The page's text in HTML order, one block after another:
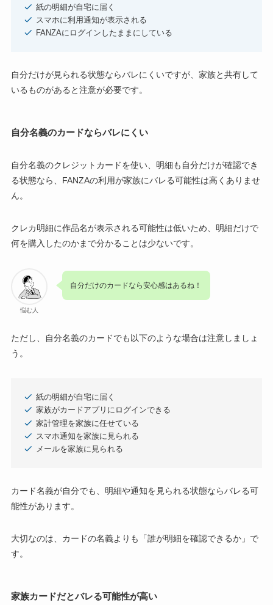
紙の明細が自宅に届く
スマホに利用通知が表示される
FANZAにログインしたままにしている
自分だけが見られる状態ならバレにくいですが、家族と共有して
いるものがあると注意が必要です。
自分名義のカードならバレにくい
自分名義のクレジットカードを使い、明細も自分だけが確認でき
る状態なら、FANZAの利用が家族にバレる可能性は高くありませ
ん。
クレカ明細に作品名が表示される可能性は低いため、明細だけで
何を購入したのかまで分かることは少ないです。
悩む人
自分だけのカードなら安心感はあるね！
ただし、自分名義のカードでも以下のような場合は注意しましょ
う。
紙の明細が自宅に届く
家族がカードアプリにログインできる
家計管理を家族に任せている
スマホ通知を家族に見られる
メールを家族に見られる
カード名義が自分でも、明細や通知を見られる状態ならバレる可
能性があります。
大切なのは、カードの名義よりも「誰が明細を確認できるか」で
す。
家族カードだとバレる可能性が高い